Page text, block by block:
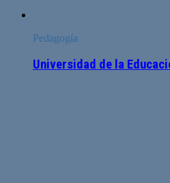
Pedagogía
Universidad de la